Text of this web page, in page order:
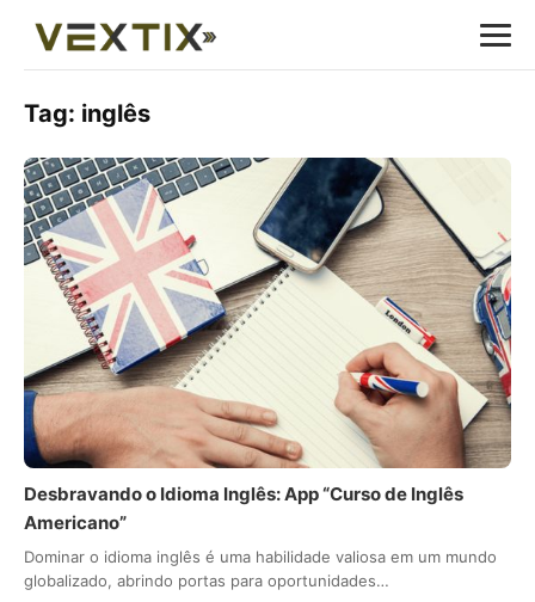
Tag: inglês
Desbravando o Idioma Inglês: App “Curso de Inglês
Americano”
Dominar o idioma inglês é uma habilidade valiosa em um mundo
globalizado, abrindo portas para oportunidades…